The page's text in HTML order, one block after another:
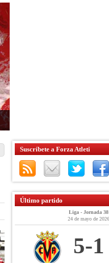
Suscríbete a Forza Atleti
Último partido
Liga - Jornada 38
24 de mayo de 2026
5-1